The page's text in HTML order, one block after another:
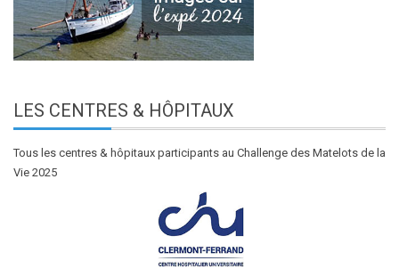
LES CENTRES & HÔPITAUX
Tous les centres & hôpitaux participants au Challenge des Matelots de la
Vie 2025